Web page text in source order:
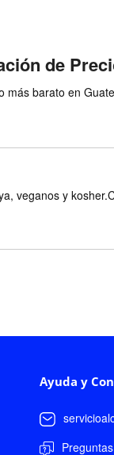
de
más barato en
veganos y
Ayuda y